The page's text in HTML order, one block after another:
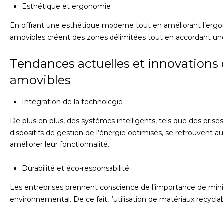
Esthétique et ergonomie
En offrant une esthétique moderne tout en améliorant
amovibles créent des zones délimitées tout en accordant
Tendances actuelles et innovations
amovibles
Intégration de la technologie
De plus en plus, des systèmes intelligents, tels que des
dispositifs de gestion de l’énergie optimisés, se retrouvent
améliorer leur fonctionnalité.
Durabilité et éco-responsabilité
Les entreprises prennent conscience de l’importance de
environnemental. De ce fait, l’utilisation de matériaux